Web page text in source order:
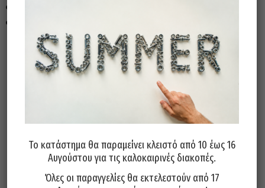
Το κατάστημα θα παραμείνει κλειστό από 10 έως 16
Αυγούστου για τις καλοκαιρινές διακοπές.
Όλες οι παραγγελίες θα εκτελεστούν από 17